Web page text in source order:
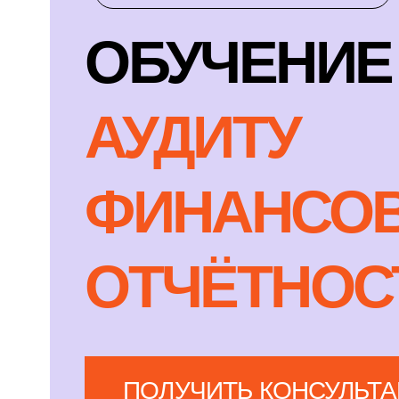
ФИНАНСОВОЙ
ОТЧЁТНОСТИ
ПОЛУЧИТЬ КОНСУЛЬТАЦИЮ
реальные
и наставники-
4.9
средняя оценка на платформах:
Яндекс.Карты, 2ГИС и Zoon